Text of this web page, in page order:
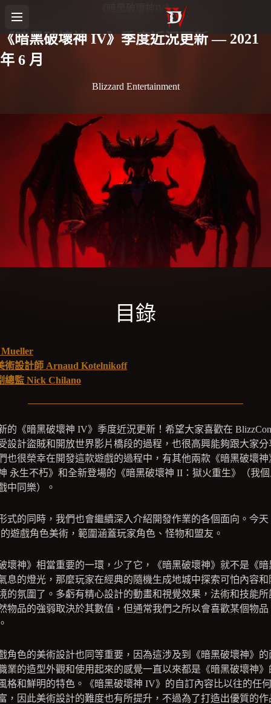
《暗黑破壞神IV》
《暗黑破壞神 IV》季度近況更新 — 2021
年 6 月
Blizzard Entertainment
目錄
術設計師 Arnaud Kotelnikoff
總監 Nick Chilano
的《暗黑破壞神 IV》季度近況更新！希望大家喜歡在
設計盜賊和開放世界影片橋段的過程，也很高興能夠跟大家
也很榮幸在開發這款遊戲的過程中，有其他兩款《暗黑破壞
永生不朽》和全新登場的《暗黑破壞神 II：獄火重生》（我
中同樂）。
式的同時，我們也會繼續深入介紹開發作業的各個面向。今
遊戲角色美術，範圍涵蓋玩家角色、怪物和盟友。
壞神》相當重要的一環，少了它，《暗黑破壞神》就不是《
息的燈光，那麼玩家在經典的隨機生成地城中探索可怕內容
的氛圍了。多虧有精心設計的動畫和視覺效果，法術和技能
物品的強弱取決於其數值，但通常我們之所以會喜歡某個物
角色的美術設計也同等重要，因為這涉及到《暗黑破壞神》
業的造型外觀和使用起來的感覺一直以來都是《暗黑破壞神
格和鮮明的特色。《暗黑破壞神 IV》的自訂內容比以往的任
，因此美術設計的難度也有所提升，不過為了打造出優質的